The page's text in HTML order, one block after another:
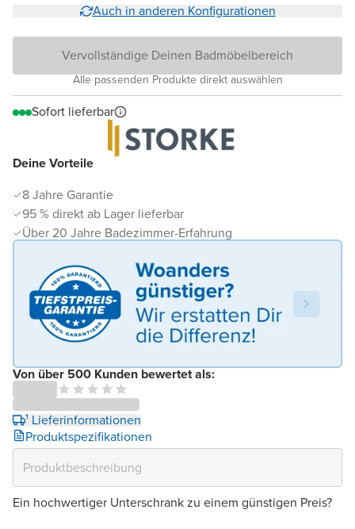
Deine Vorteile
8 Jahre Garantie
95 % direkt ab Lager lieferbar
Über 20 Jahre Badezimmer-Erfahrung
Von über 500 Kunden bewertet als:
¹ Lieferinformationen
Produktspezifikationen
Auch in anderen Konfigurationen
Vervollständige Deinen Badmöbelbereich
Alle passenden Produkte direkt auswählen
Sofort lieferbar
Ein hochwertiger Unterschrank zu einem günstigen Preis?